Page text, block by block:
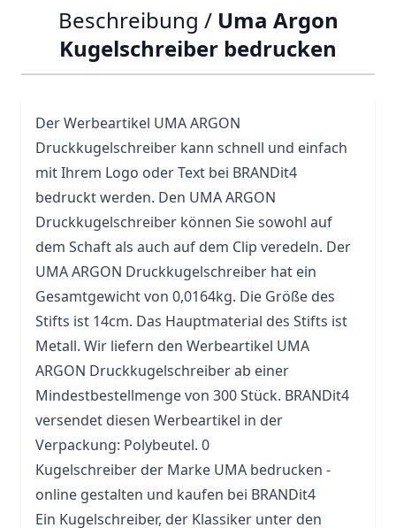
Beschreibung / Uma Argon
Kugelschreiber bedrucken
Der Werbeartikel UMAARGON
Druckkugelschreiber kann schnell und einfach
mit Ihrem Logo oder Text bei BRANDit4
bedruckt werden. Den UMA ARGON
Druckkugelschreiber können Sie sowohl auf
dem Schaft als auch auf dem Clip veredeln. Der
UMA ARGON Druckkugelschreiber hat ein
Gesamtgewicht von 0,0164kg. Die Größe des
Stifts ist 14cm. Das Hauptmaterial des Stifts ist
Metall. Wir liefern den Werbeartikel UMA
ARGON Druckkugelschreiber ab einer
Mindestbestellmenge von 300 Stück. BRANDit4
versendet diesen Werbeartikel in der
Verpackung: Polybeutel. 0
Kugelschreiber der Marke UMA bedrucken -
online gestalten und kaufen bei BRANDit4
Ein Kugelschreiber, der Klassiker unter den